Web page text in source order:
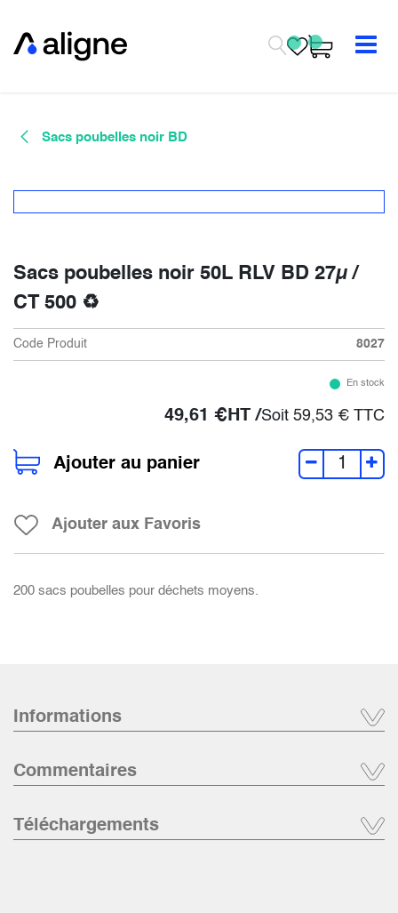
Sacs poubelles noir BD
Sacs poubelles noir 50L RLV BD 27µ /
CT 500 ♻
Code Produit 8027
En stock
49,61 €HT /Soit 59,53 € TTC
Ajouter au panier
Ajouter aux Favoris
200 sacs poubelles pour déchets moyens.
Informations
Commentaires
Téléchargements